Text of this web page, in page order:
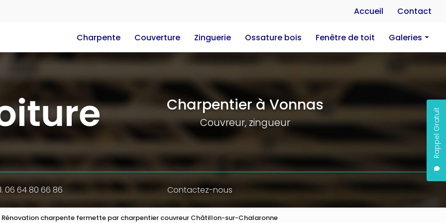
Accueil Contact
Rappel Gratuit
Charpente
Couverture Zinguerie Ossature bois Fenêtre de toit Galeries
Couverture
Charpentier à Vonnas
Couvreur, zingueur
06 64 80 66 86 Contactez-nous
Rénovation charpente fermette par charpentier couvreur Châtillon-sur-Chalaronne